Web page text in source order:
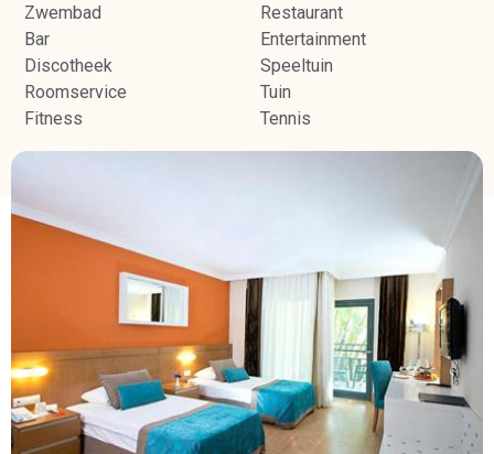
Zwembad
Restaurant
Bar
Entertainment
Discotheek
Speeltuin
Roomservice
Tuin
Fitness
Tennis